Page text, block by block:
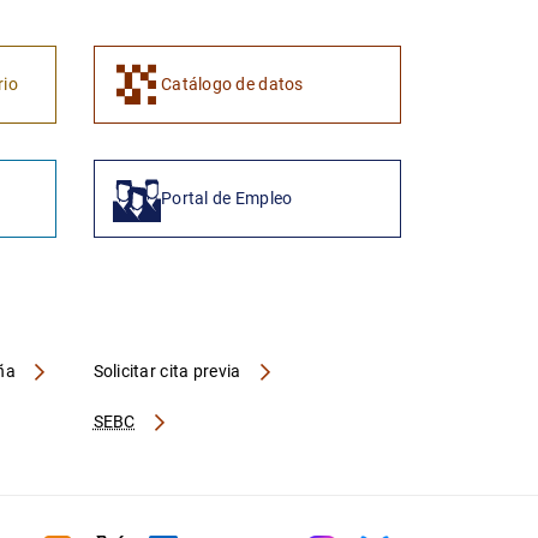
Catálogo de datos
Portal de Empleo
SEBC
Solicitar cita previa